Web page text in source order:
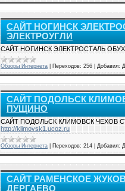
САЙТ НОГИНСК
ЭЛЕКТРОУГЛИ
САЙТ НОГИНСК ЭЛЕКТРОСТАЛЬ
Обзоры Интернета Переходов: 256 Добавил:
САЙТ ПОДОЛЬСК
ПУЩИНО
САЙТ ПОДОЛЬСК КЛИМОВСК ЧЕХОВ
http://klimovsk1.ucoz.ru
Обзоры Интернета Переходов: 214 Добавил:
САЙТ РАМЕНСКОЕ
ДЕРГАЕВО